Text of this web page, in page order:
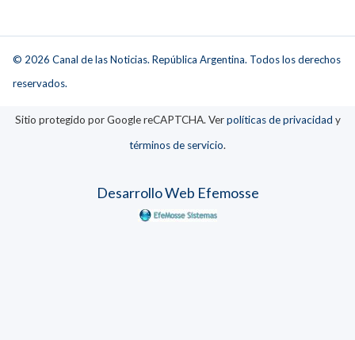
© 2026 Canal de las Noticias. República Argentina. Todos los derechos
reservados.
Sitio protegido por Google reCAPTCHA. Verpolíticas de privacidad y
términos de servicio.
Desarrollo Web Efemosse